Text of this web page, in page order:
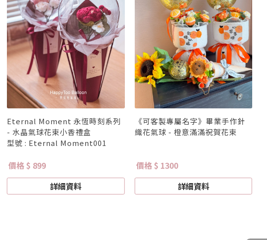
Eternal Moment 永恆時刻系列
- 水晶氣球花束小香禮盒
型號 : Eternal Moment001
價格 $ 899
詳細資料
《可客製專屬名字》畢業手作針
織花氣球 - 橙意滿滿祝賀花束
價格 $ 1300
詳細資料